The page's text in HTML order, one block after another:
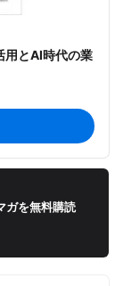
用とAI時代の業
ガを無料購読